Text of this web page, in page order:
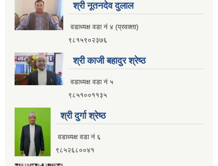
श्री नूतनदेव दुलाल
वडाध्यक्ष वडा नं ४ (प्रवक्ता)
९८१५९०२३७६
श्री काजी बहादुर श्रेष्ठ
वडाध्यक्ष वडा नं ५
९८५१००११३५
श्री दुर्गा श्रेष्ठ
वडाध्यक्ष वडा नं ६
९८५२६८००४१